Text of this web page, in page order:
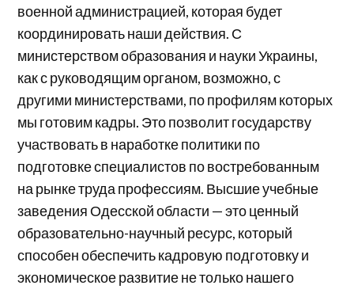
военной администрацией, которая будет
координировать наши действия. С
министерством образования и науки Украины,
как с руководящим органом, возможно, с
другими министерствами, по профилям которых
мы готовим кадры. Это позволит государству
участвовать в наработке политики по
подготовке специалистов по востребованным
на рынке труда профессиям. Высшие учебные
заведения Одесской области — это ценный
образовательно-научный ресурс, который
способен обеспечить кадровую подготовку и
экономическое развитие не только нашего